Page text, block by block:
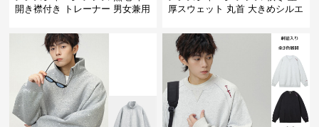
開き襟付き トレーナー 男女兼用
厚スウェット 丸首 大きめシルエ